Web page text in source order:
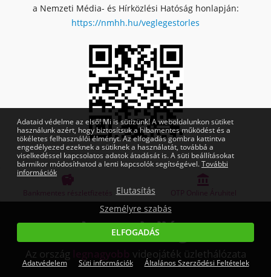
a Nemzeti Média- és Hírközlési Hatóság honlapján:
https://nmhh.hu/veglegestorles
OTP Online Áruhitel Megbízható bolt
Az ország videojáték üzlethálózata
Adataid védelme az első! Mi is sütizünk! A weboldalunkon sütiket
használunk azért, hogy biztosítsuk a hibamentes működést és a
tökéletes felhasználói élményt. Az elfogadás gombra kattintva
engedélyezed ezeknek a sütiknek a használatát, továbbá a
viselkedéssel kapcsolatos adatok átadását is. A süti beállításokat
bármikor módosíthatod a lenti kapcsolók segítségével.További
információk
Elutasítás
Személyre szabás
ELFOGADÁS
Adatvédelem Süti információk Általános Szerződési Feltételek